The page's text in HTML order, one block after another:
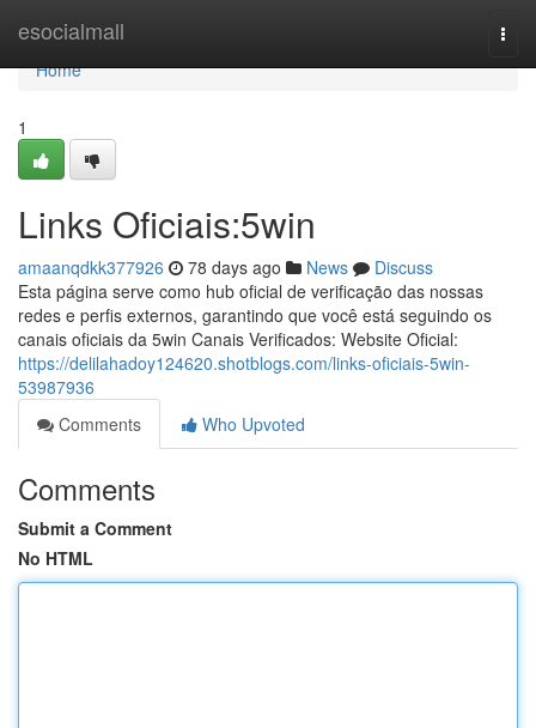
esocialmall
Home
Home
1
Links Oficiais:5win
amaanqdkk377926 78 days ago News
Discuss
Esta página serve como hub oficial de verificação das nossas
redes e perfis externos, garantindo que você está seguindo os
canais oficiais da 5win Canais Verificados: Website Oficial:
https://delilahadoy124620.shotblogs.com/links-oficiais-5win-
53987936
Comments
Who Upvoted
Comments
Submit a Comment
No HTML